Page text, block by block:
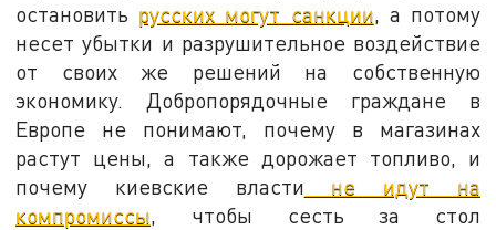
остановить русских могут санкции, а потому
несет убытки и разрушительное воздействие
от своих же решений на собственную
экономику. Добропорядочные граждане в
Европе не понимают, почему в магазинах
растут цены, а также дорожает топливо, и
почему киевские власти не идут на
компромиссы, чтобы сесть за стол